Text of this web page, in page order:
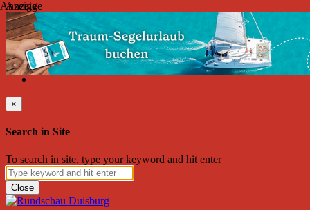
Samstag, August 08, 2026
Friend on Facebook Follow on Twitter Subscribe to RSS
Search
×
Search in Site
To search in site, type your keyword and hit enter
Close
Anzeige
Anzeige